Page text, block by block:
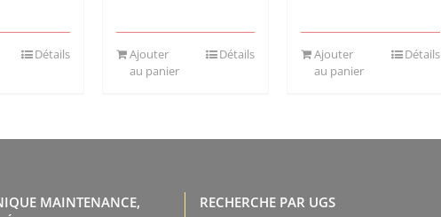
Détails
Ajouter
au panier
Détails
Ajouter
au panier
Détails
MAINTENANCE,
RECHERCHE PAR UGS